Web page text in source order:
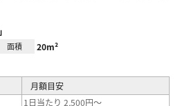
面積 20m²
月額目安
1日当たり 2,500円～